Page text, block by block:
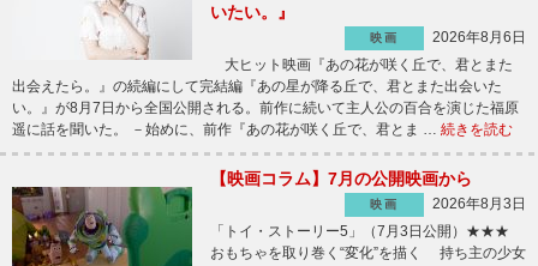
いたい。』
映画
2026年8月6日
大ヒット映画『あの花が咲く丘で、君とまた
出会えたら。』の続編にして完結編『あの星が降る丘で、君とまた出会いた
い。』が8月7日から全国公開される。前作に続いて主人公の百合を演じた福原
遥に話を聞いた。 －始めに、前作『あの花が咲く丘で、君とま … 続きを読む
【映画コラム】7月の公開映画から
映画
2026年8月3日
「トイ・ストーリー5」（7月3日公開）★★★
おもちゃを取り巻く“変化”を描く 持ち主の少女